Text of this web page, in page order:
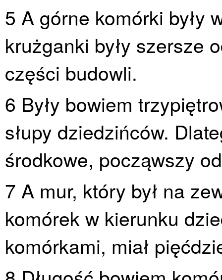
5 A górne komórki były
krużganki były szersze
części budowli.
6 Były bowiem
słupy dziedzińców.
środkowe, począwszy
7 A mur, który był na
komórek w kierunku
komórkami, miał